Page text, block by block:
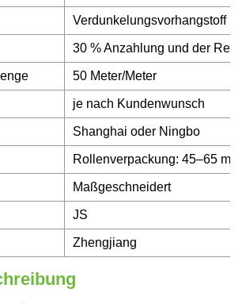
Verdunkelungsvorhangstoff
30 % Anzahlung und der
50 Meter/Meter
je nach Kundenwunsch
Shanghai oder Ningbo
Rollenverpackung: 45–65 m.
Maßgeschneidert
JS
Zhengjiang